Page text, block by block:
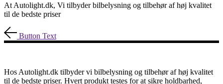
At Autolight.dk, Vi tilbyder bilbelysning og tilbehør af høj kvalitet
til de bedste priser
Button Text
Hos Autolight.dk tilbyder vi bilbelysning og tilbehør af høj kvalitet
til de bedste priser. Hvert produkt testes for at sikre holdbarhed,